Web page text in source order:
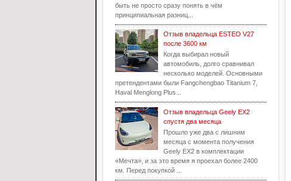
быть не просто сразу понять в чём
принципиальная разниц...
Отзыв владельца ESTEO V27
после 3600 км
Когда выбирал новый
автомобиль, долго сравнивал
несколько моделей. Основными
претендентами были Fangchengbao Titanium 7,
Haval Menglong Plus...
Отзыв владельца Geely EX2
спустя два месяца
Прошло уже два с лишним
месяца с момента получения
Geely EX2 в комплектации
«Мечта», и за это время я проехал более 2400
км. Перед покупкой ...